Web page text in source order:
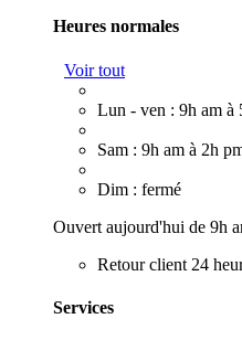
Heures normales
Voir tout
Lun - ven : 9h am à
Sam : 9h am à 2h
Dim : fermé
Ouvert aujourd'hui de 9h
Retour client 24
Services